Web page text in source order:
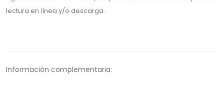
lectura en línea y/o descarga.
Información complementaria: